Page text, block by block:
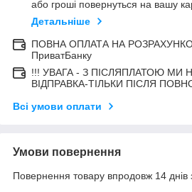
або гроші повернуться на вашу
Детальніше
ПОВНА ОПЛАТА НА
ПриватБанку
!!! УВАГА - З ПІСЛЯПЛАТОЮ МИ
ВІДПРАВКА-ТІЛЬКИ ПІСЛЯ
Всі умови оплати
Умови повернення
Повернення товару впродовж 14 днів